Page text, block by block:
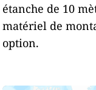
étanche de 10
matériel de
option.